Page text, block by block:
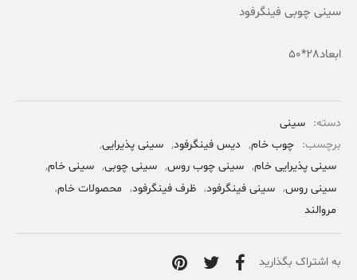
سینی چوبی فینگرفود
ابعاد28*50
دسته: سینی
برچسب: چوب خام, دیس فینگرفود, سینی پذیرایی,
سینی پذیرایی خام, سینی چوب روس, سینی چوبی, سینی خام,
سینی روس, سینی فینگرفود, ظرف فینگرفود, محصولات خام,
مروالند
به اشتراک بگذارید